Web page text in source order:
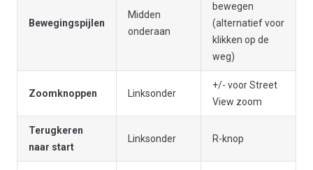
Bewegingspijlen
Midden
onderaan
bewegen
(alternatief voor
klikken op de
weg)
Zoomknoppen Linksonder
+/- voor Street
View zoom
Terugkeren
naar start
Linksonder R-knop